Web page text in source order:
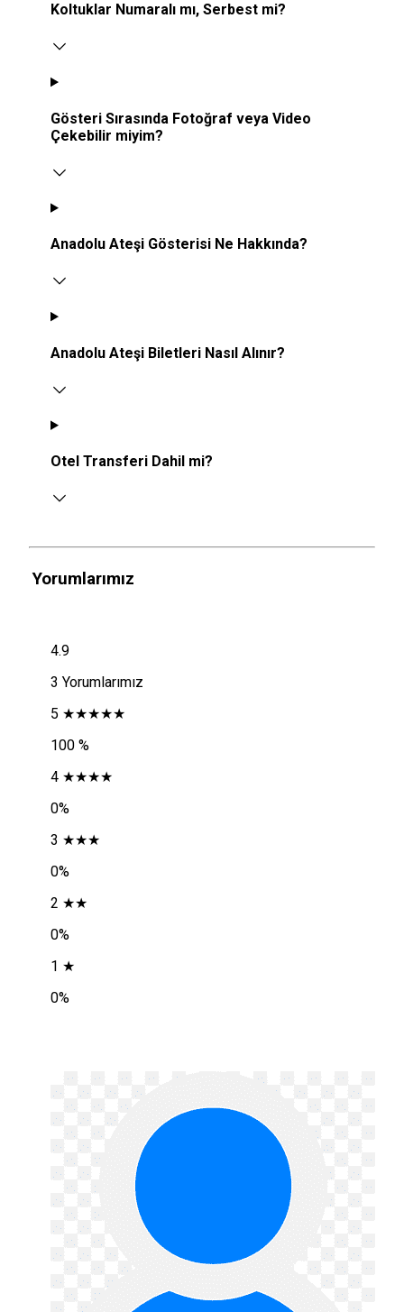
Koltuklar Numaralı mı, Serbest mi?
Gösteri Sırasında Fotoğraf veya Video
Çekebilir miyim?
Anadolu Ateşi Gösterisi Ne Hakkında?
Anadolu Ateşi Biletleri Nasıl Alınır?
Otel Transferi Dahil mi?
Yorumlarımız
4.9
3 Yorumlarımız
5 ★★★★★
100 %
4 ★★★★
0%
3 ★★★
0%
2 ★★
0%
1 ★
0%